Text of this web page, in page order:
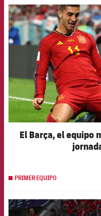
El Barça, el equipo
PRIMER EQUIPO